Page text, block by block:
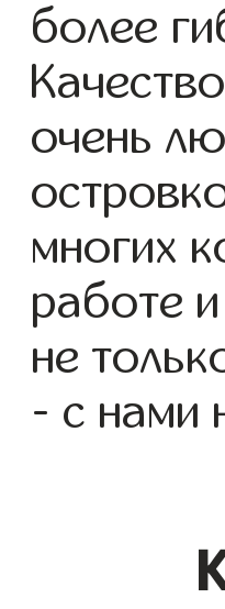
более
очень
многих
работе
не
- с нами